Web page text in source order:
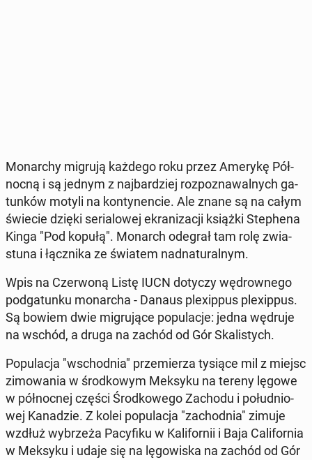
Mo­nar­chy migrują każdego roku przez Amerykę Pół­
noc­ną i są jednym z naj­bar­dziej roz­po­zna­wal­nych ga­
tun­ków motyli na kon­ty­nen­cie. Ale znane są na całym
świecie dzięki se­ria­lo­wej ekra­ni­za­cji książki Ste­phe­na
Kinga "Pod kopułą". Monarch odegrał tam rolę zwia­
stu­na i łącz­ni­ka ze światem nad­na­tu­ral­nym.
Wpis na Czer­wo­ną Listę IUCN dotyczy wę­drow­ne­go
pod­ga­tun­ku mo­nar­cha - Danaus ple­xip­pus ple­xip­pus.
Są bowiem dwie mi­gru­ją­ce po­pu­la­cje: jedna wędruje
na wschód, a druga na zachód od Gór Ska­li­stych.
Po­pu­la­cja "wschod­nia" prze­mie­rza tysiące mil z miejsc
zi­mo­wa­nia w środ­ko­wym Meksyku na tereny lęgowe
w pół­noc­nej części Środ­ko­we­go Zachodu i po­łu­dnio­
wej Ka­na­dzie. Z kolei po­pu­la­cja "za­chod­nia" zimuje
wzdłuż wy­brze­ża Pa­cy­fi­ku w Ka­li­for­nii i Baja Ca­li­for­nia
w Meksyku i udaje się na lę­go­wi­ska na zachód od Gór